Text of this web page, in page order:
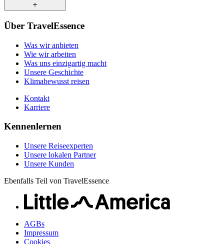
Was uns einzigartig macht
Klimabewusst reisen
Kontakt
Karriere
Unsere Reiseexperten
Unsere Kunden
Über TravelEssence
Was wir anbieten
Wie wir arbeiten
Was uns einzigartig macht
Unsere Geschichte
Klimabewusst reisen
Kontakt
Karriere
Kennenlernen
Unsere Reiseexperten
Unsere lokalen Partner
Unsere Kunden
Ebenfalls Teil von TravelEssence
AGBs
Impressum
Cookies